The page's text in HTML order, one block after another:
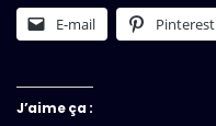
E-mail Pinterest
J’aime ça :